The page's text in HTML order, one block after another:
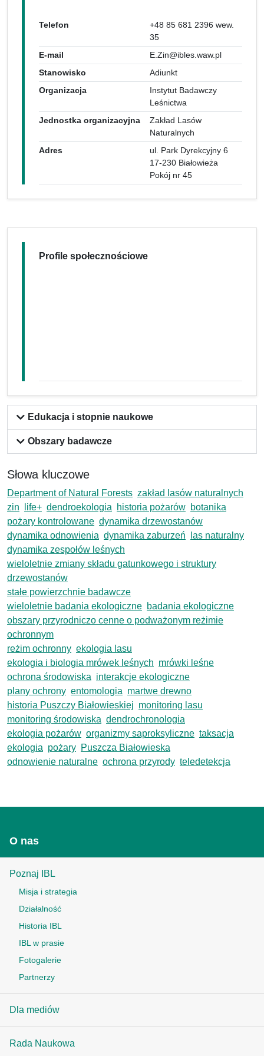
Telefon
+48 85 681 2396 wew.
35
E-mail
E.Zin@ibles.waw.pl
Stanowisko
Adiunkt
Organizacja
Instytut Badawczy
Leśnictwa
Jednostka organizacyjna
Zakład Lasów
Naturalnych
Adres
ul. Park Dyrekcyjny 6
17-230 Białowieża
Pokój nr 45
Profile społecznościowe
Edukacja i stopnie naukowe
Obszary badawcze
Słowa kluczowe
Department of Natural Forests zakład lasów naturalnych
zin
life+ dendroekologia historia pożarów botanika
pożary kontrolowane dynamika drzewostanów
dynamika odnowienia dynamika zaburzeń
las naturalny
dynamika zespołów leśnych
wieloletnie zmiany składu gatunkowego i struktury
drzewostanów
stałe powierzchnie badawcze
wieloletnie badania ekologiczne badania ekologiczne
obszary przyrodniczo cenne o podważonym reżimie
ochronnym
reżim ochronny ekologia lasu
ekologia i biologia mrówek leśnych mrówki leśne
ochrona środowiska interakcje ekologiczne
plany ochrony entomologia martwe drewno
historia Puszczy Białowieskiej monitoring lasu
monitoring środowiska dendrochronologia
ekologia pożarów organizmy saproksyliczne taksacja
ekologia pożary Puszcza Białowieska
odnowienie naturalne ochrona przyrody teledetekcja
O nas
Poznaj IBL
Misja i strategia
Działalność
Historia IBL
IBL w prasie
Fotogalerie
Partnerzy
Dla mediów
Rada Naukowa